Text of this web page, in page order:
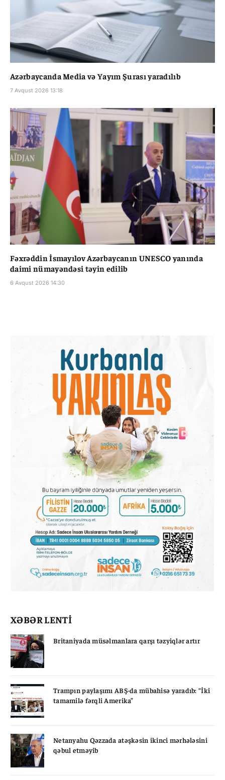
Azərbaycanda Media və Yayım Şurası yaradılıb
7 Avqust 2026 13:18
Fəxrəddin İsmayılov Azərbaycanın UNESCO yanında
daimi nümayəndəsi təyin edilib
6 Avqust 2026 14:30
XƏBƏR LENTİ
Britaniyada müsəlmanlara qarşı təzyiqlər artır
Trampın paylaşımı ABŞ-da mübahisə yaradıb: “İki
tamamilə fərqli Amerika”
Netanyahu Qəzzada atəşkəsin ikinci mərhələsini
qəbul etməyib